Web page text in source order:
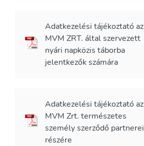
Adatkezelési tájékoztató az
MVM ZRT. által szervezett
nyári napközis táborba
jelentkezők számára
Adatkezelési tájékoztató az
MVM Zrt. természetes
személy szerződő partnerei
részére